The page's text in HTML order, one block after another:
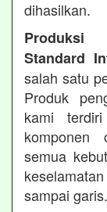
dihasilkan.
Standard
salah satu
Produk
kami
komponen
semua
sampai garis.